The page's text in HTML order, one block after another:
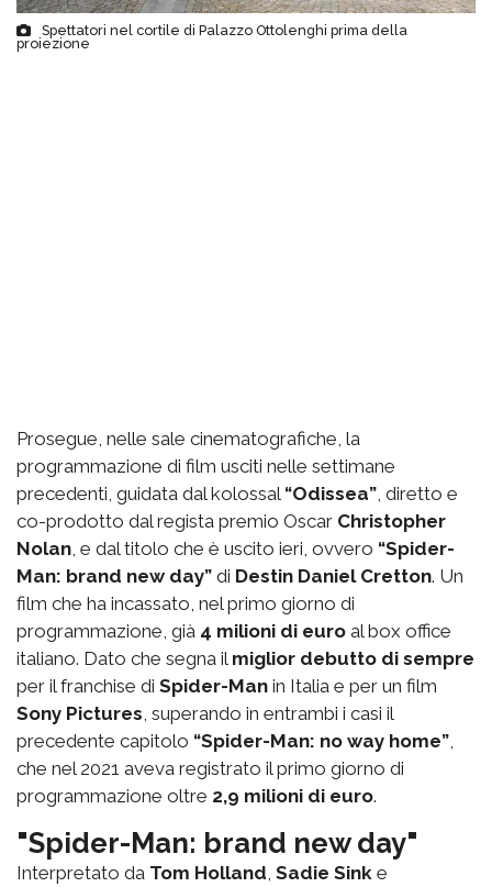
Spettatori nel cortile di Palazzo Ottolenghi prima della
proiezione
Prosegue, nelle sale cinematografiche, la
programmazione di film usciti nelle settimane
precedenti, guidata dal kolossal “Odissea” , diretto e
co-prodotto dal regista premio Oscar Christopher
Nolan , e dal titolo che è uscito ieri, ovvero “Spider-
Man: brand new day” di Destin Daniel Cretton. Un
film che ha incassato, nel primo giorno di
programmazione, già 4 milioni di euro al box office
italiano. Dato che segna il miglior debutto di sempre
per il franchise di Spider-Man in Italia e per un film
Sony Pictures , superando in entrambi i casi il
precedente capitolo “Spider-Man: no way home”
che nel 2021 aveva registrato il primo giorno di
programmazione oltre 2,9 milioni di euro.
"Spider-Man: brand new day"
Interpretato da Tom Holland Sadie Sink e